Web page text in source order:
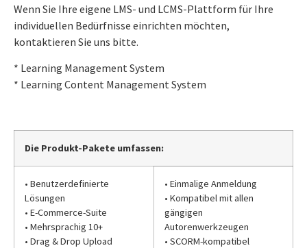
Wenn Sie Ihre eigene LMS- und LCMS-Plattform für Ihre
individuellen Bedürfnisse einrichten möchten,
kontaktieren Sie uns bitte.
* Learning Management System
* Learning Content Management System
Die Produkt-Pakete umfassen:
• Benutzerdefinierte
Lösungen
• E-Commerce-Suite
• Mehrsprachig 10+
• Drag & Drop Upload
• Einmalige Anmeldung
• Kompatibel mit allen
gängigen
Autorenwerkzeugen
• SCORM-kompatibel